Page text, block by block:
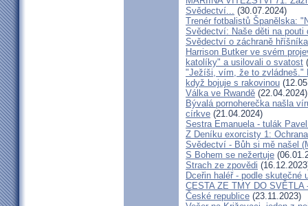
Svědectví... (30.07.2024)
Trenér fotbalistů Španělska:
Svědectví: Naše děti na pouti
Svědectví o záchraně
Harrison Butker ve svém
katolíky" a usilovali o svatost
"Ježíši, vím, že to zvládneš."
když bojuje s rakovinou
Válka ve Rwandě (22.04.2024)
Bývalá pornoherečka našla
církve (21.04.2024)
Sestra Emanuela - tulák
Z Deníku exorcisty 1:
Svědectví - Bůh si mě našel
S Bohem se nežertuje
Strach ze zpovědi
Dceřin haléř - podle skutečné
CESTA ZE TMY DO
České republice (23.11.2023)